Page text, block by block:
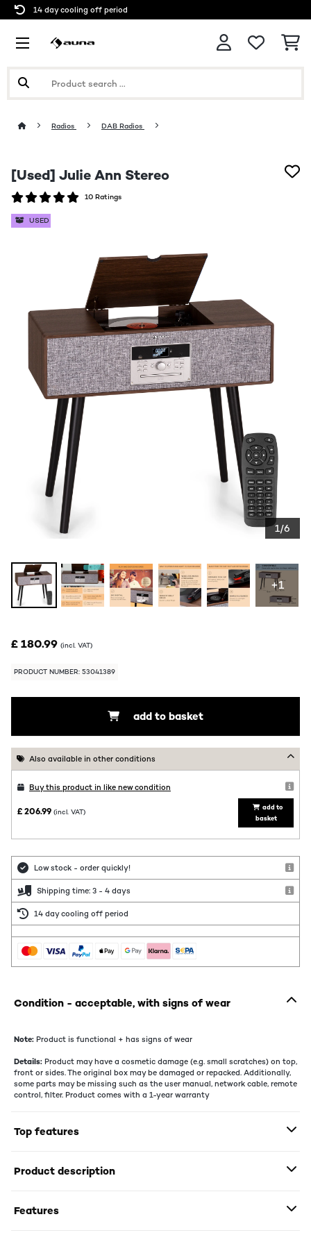
14 day cooling off period
Radios DAB Radios
[Used] Julie Ann Stereo
10 Ratings
USED
1/6
+1
£ 180.99 (incl. VAT)
PRODUCT NUMBER: 53041389
add to basket
Also available in other conditions
Buy this product in like new condition
£ 206.99 (incl. VAT)
add to
basket
Low stock - order quickly!
Shipping time: 3 - 4 days
14 day cooling off period
Condition - acceptable, with signs of wear
Note: Product is functional + has signs of wear
Details: Product may have a cosmetic damage (e.g. small scratches) on top,
front or sides. The original box may be damaged or repacked. Additionally,
some parts may be missing such as the user manual, network cable, remote
control, filter. Product comes with a 1-year warranty
Top features
Product description
Features